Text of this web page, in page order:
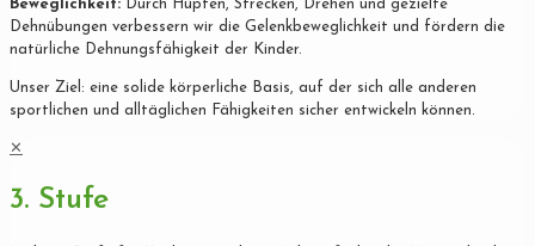
Beweglichkeit: Durch Hüpfen, Strecken, Drehen und gezielte
Dehnübungen verbessern wir die Gelenkbeweglichkeit und fördern die
natürliche Dehnungsfähigkeit der Kinder.
Unser Ziel: eine solide körperliche Basis, auf der sich alle anderen
sportlichen und alltäglichen Fähigkeiten sicher entwickeln können.
✕
3. Stufe